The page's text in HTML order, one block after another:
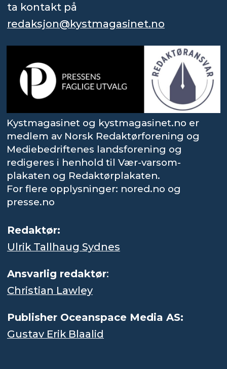
ta kontakt på
redaksjon@kystmagasinet.no
Kystmagasinet og kystmagasinet.no er
medlem av Norsk Redaktørforening og
Mediebedriftenes landsforening og
redigeres i henhold til Vær-varsom-
plakaten og Redaktørplakaten.
For flere opplysninger: nored.no og
presse.no
Redaktør:
Ulrik Tallhaug Sydnes
Ansvarlig redaktør:
Christian Lawley
Publisher Oceanspace Media AS:
Gustav Erik Blaalid